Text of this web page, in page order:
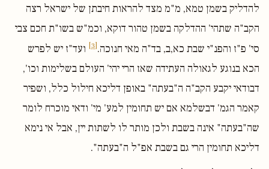
להדליק בשמן טמא, מ"מ מצד להראות חיבתן של ישראל רצה
הקב"ה שתהי' ההדלקה בשמן טהור דוקא, וכמ"ש בשו"ת חכם צבי
סי' פ"ז והפנ"י שבת כא,ב, בד"ה מאי חנוכה.[3]
ועד"ז יש לפרש
הכא בנוגע לגאולה העתידה שאז הרי יהי' העולם בשלימות וכו',
דבודאי יקבע הקב"ה ה"בעתה" באופן דליכא חילול כלל, ושפיר
קאמר הגמ' דבשלמא אם יש תחומין למע' מי' ודאי מוכרח לומר
שה"בעתה" אינה בשבת ולכן מותר לו לשתות יין, אבל אי נימא
דליכא תחומין הרי גם בשבת אפ"ל ה"בעתה".